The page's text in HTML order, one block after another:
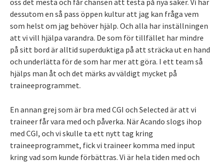
dessutom en så pass öppen kultur att jag kan fråga vem
som helst om jag behöver hjälp. Och alla har inställningen
att vi vill hjälpa varandra. De som för tillfället har mindre
på sitt bord är alltid superduktiga på att sträcka ut en hand
och underlätta för de som har mer att göra. I ett team så
hjälps man åt och det märks av väldigt mycket på
traineeprogrammet.
En annan grej som är bra med CGI och Selected är att vi
traineer får vara med och påverka. När Acando slogs ihop
med CGI, och vi skulle ta ett nytt tag kring
traineeprogrammet, fick vi traineer komma med input
kring vad som kunde förbättras. Vi är hela tiden med och